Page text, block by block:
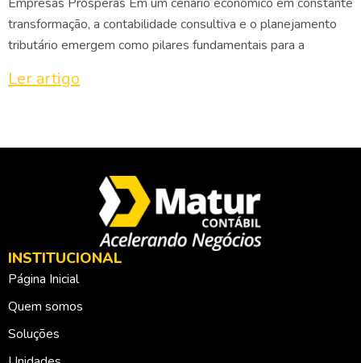
transformação, a contabilidade consultiva e o planejamento
tributário emergem como pilares fundamentais para a
Ler artigo
INSTITUCIONAL
Página Inicial
Quem somos
Soluções